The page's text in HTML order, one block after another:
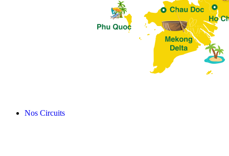
Nos Circuits